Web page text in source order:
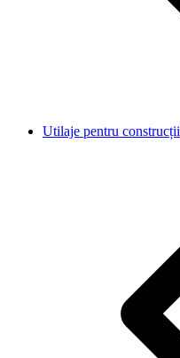
Utilaje pentru construcții